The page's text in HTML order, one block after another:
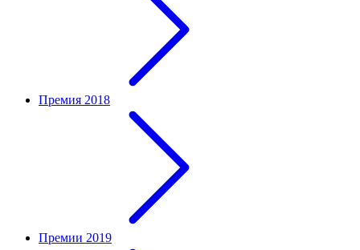
Премия 2018
Премии 2019